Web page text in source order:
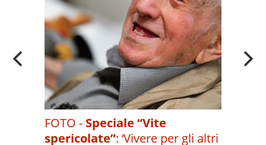
FOTO - Speciale “Vite
spericolate”: ‘Vivere per gli altri